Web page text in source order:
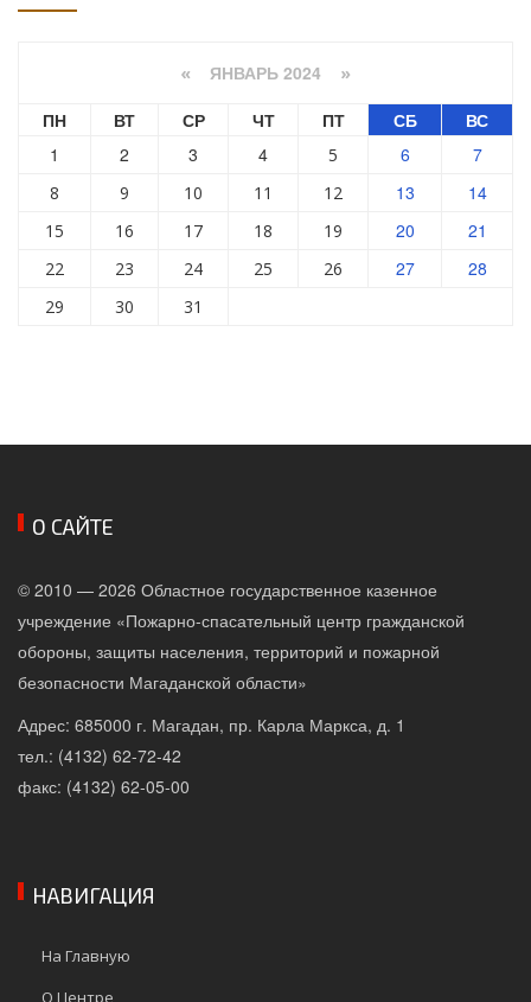
« ЯНВАРЬ 2024 »
ПН ВТ СР ЧТ ПТ СБ
ВС
1
2 3 4 5 6 7
8 9 10 11 12 13 14
15 16 17 18 19 20 21
22 23 24 25 26 27 28
29 30 31
О САЙТЕ
© 2010 — 2026 Областное государственное казенное
учреждение «Пожарно-спасательный центр гражданской
обороны, защиты населения, территорий и пожарной
безопасности Магаданской области»
Адрес: 685000 г. Магадан, пр. Карла Маркса, д. 1
тел.: (4132) 62-72-42
факс: (4132) 62-05-00
НАВИГАЦИЯ
На Главную
О Центре